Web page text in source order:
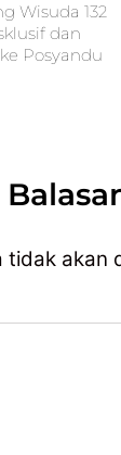
Wisuda 132
dan
Posyandu
tidak akan